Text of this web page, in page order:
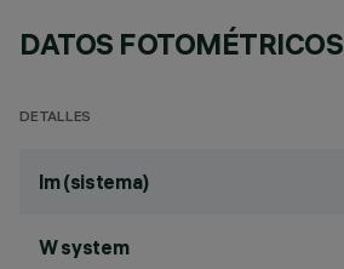
DATOS FOTOMÉTRICOS
DETALLES
lm (sistema)
W system